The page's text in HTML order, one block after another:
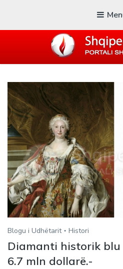
Blogu i ShqiperiaCom
Blogu i Udhëtarit Histori
Diamanti historik
6.7 mln dollarë.-